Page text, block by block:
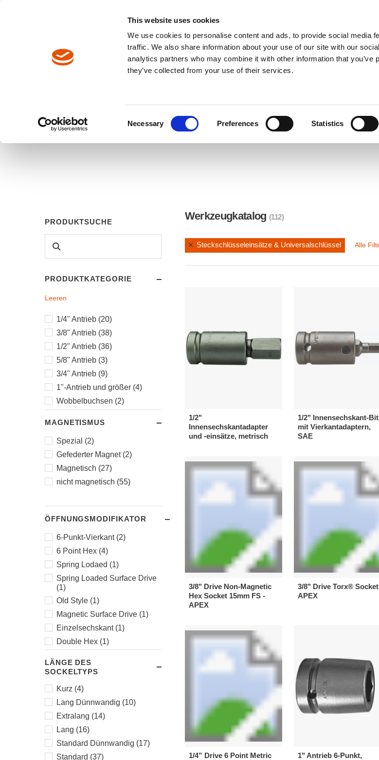
This website uses cookies
We use cookies to personalise content and ads, to provide social media
traffic. We also share information about your use of our site with our
analytics partners who may combine it with other information that you’ve
they’ve collected from your use of their services.
Necessary Preferences Statistics
WERKZEUGE BRANCHENLÖSUNGEN DOWNLOADS
Werkzeugkatalog
PRODUKTSUCHE
PRODUKTKATEGORIE
Leeren
1/4" Antrieb (20)
3/8" Antrieb (38)
1/2" Antrieb (36)
5/8" Antrieb (3)
3/4" Antrieb (9)
1"-Antrieb und größer (4)
Wobbelbuchsen (2)
Spline- und Torx-
Steckschlüsseleinsätze (10)
SAE-Steckschlüsseleinsätze
und Universalschlüssel (47)
Metrische
Universalschlüssel (53)
Steckschlüsseleinsätze &
MAGNETISMUS
Spezial (2)
Gefederter Magnet (2)
Magnetisch (27)
nicht magnetisch (55)
ÖFFNUNGSMODIFIKATOR
6-Punkt-Vierkant (2)
6 Point Hex (4)
Spring Lodaed (1)
Spring Loaded Surface Drive
(1)
Old Style (1)
Magnetic Surface Drive (1)
Einzelsechskant (1)
Double Hex (1)
Vierkant (2)
LÄNGE DES
SOCKELTYPS
Kurz (4)
Lang Dünnwandig (10)
Extralang (14)
Lang (16)
Standard Dünnwandig (17)
Standard (37)
Werkzeugkatalog (112)
Steckschlüsseleinsätze & Universalschlüssel Alle
1/2"
Innensechskantadapter
und -einsätze, metrisch
1/2" Innensechskant-
mit Vierkantadaptern,
SAE
3/8" Drive Non-Magnetic
Hex Socket 15mm FS -
APEX
3/8" Drive Torx®
APEX
1/4” Drive 6 Point Metric
1" Antrieb 6-Punkt,